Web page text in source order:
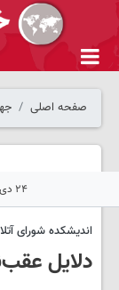
صفحه اصلی
۲۴ دی ۱۴۰۴ - ۱۰:۲۵
اندیشکده شورای
دلایل